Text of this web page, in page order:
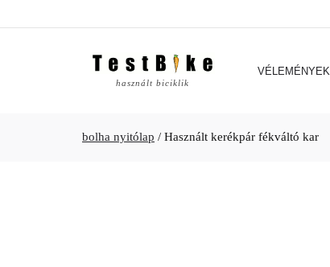
használt biciklik
VÉLEMÉNYEK
bolha nyitólap / Használt kerékpár fékváltó kar